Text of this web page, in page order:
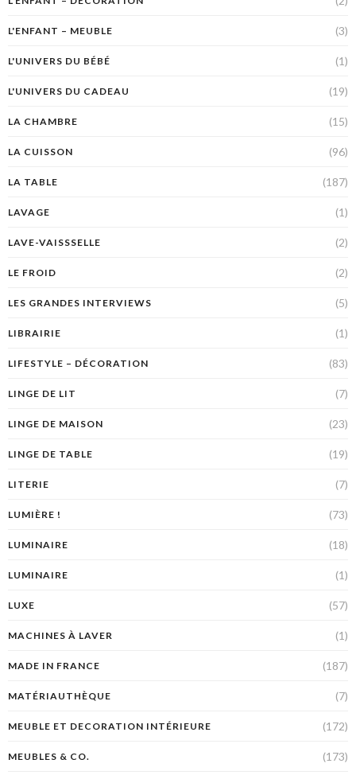
L'ENFANT – MEUBLE (3)
L'UNIVERS DU BÉBÉ (1)
L'UNIVERS DU CADEAU (19)
LA CHAMBRE (15)
LA CUISSON (96)
LA TABLE (187)
LAVAGE (1)
LAVE-VAISSSELLE (2)
LE FROID (2)
LES GRANDES INTERVIEWS (5)
LIBRAIRIE (1)
LIFESTYLE – DÉCORATION (83)
LINGE DE LIT (7)
LINGE DE MAISON (23)
LINGE DE TABLE (19)
LITERIE (7)
LUMIÈRE ! (73)
LUMINAIRE (18)
LUMINAIRE (1)
LUXE (57)
MACHINES À LAVER (1)
MADE IN FRANCE (187)
MATÉRIAUTHÈQUE (7)
MEUBLE ET DECORATION INTÉRIEURE (172)
MEUBLES & CO. (173)